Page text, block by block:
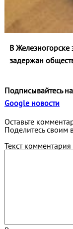
В
задержан
Подписывайтесь
Google новости
Оставьте
Поделитесь своим
Текст комментария